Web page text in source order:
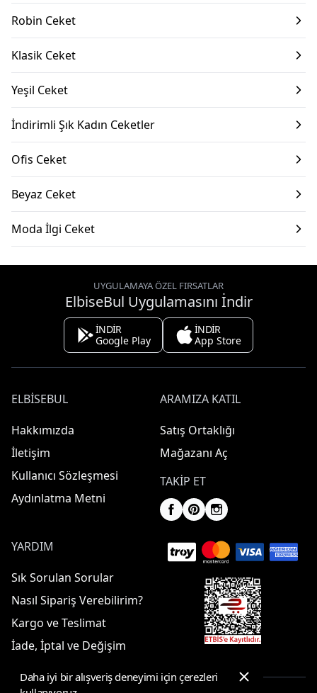
Robin Ceket
Klasik Ceket
Yeşil Ceket
İndirimli Şık Kadın Ceketler
Ofis Ceket
Beyaz Ceket
Moda İlgi Ceket
UYGULAMAYA ÖZEL FIRSATLAR
ElbiseBul Uygulamasını İndir
İNDİR
Google Play
İNDİR
App Store
ELBISEBUL
Hakkımızda
İletişim
Kullanıcı Sözleşmesi
Aydınlatma Metni
ARAMIZA KATIL
Satış Ortaklığı
Mağazanı Aç
TAKIP ET
YARDIM
Sık Sorulan Sorular
Nasıl Sipariş Verebilirim?
Kargo ve Teslimat
İade, İptal ve Değişim
Daha iyi bir alışveriş deneyimi için çerezleri